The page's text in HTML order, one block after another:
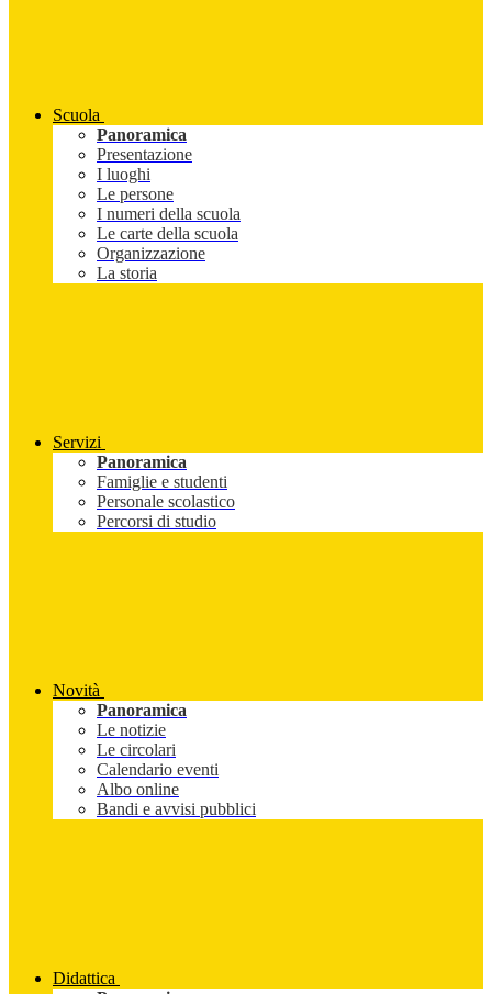
Scuola
Panoramica
Presentazione
I luoghi
Le persone
I numeri della scuola
Le carte della scuola
Organizzazione
La storia
Servizi
Panoramica
Famiglie e studenti
Personale scolastico
Percorsi di studio
Novità
Panoramica
Le notizie
Le circolari
Calendario eventi
Albo online
Bandi e avvisi pubblici
Didattica